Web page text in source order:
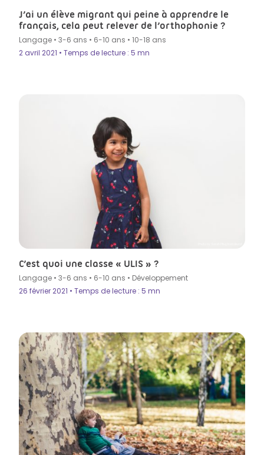
J’ai un élève migrant qui peine à apprendre le
français, cela peut relever de l’orthophonie ?
Langage • 3-6 ans • 6-10 ans • 10-18 ans
2 avril 2021 • Temps de lecture : 5 mn
C’est quoi une classe « ULIS » ?
Langage • 3-6 ans • 6-10 ans • Développement
26 février 2021 • Temps de lecture : 5 mn